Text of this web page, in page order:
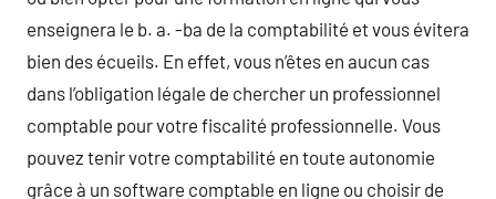
enseignera le b. a. -ba de la comptabilité et vous évitera
bien des écueils. En effet, vous n’êtes en aucun cas
dans l’obligation légale de chercher un professionnel
comptable pour votre fiscalité professionnelle. Vous
pouvez tenir votre comptabilité en toute autonomie
grâce à un software comptable en ligne ou choisir de